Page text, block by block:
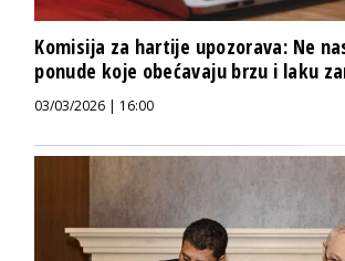
Komisija za hartije upozorava: Ne
ponude koje obećavaju brzu i laku
03/03/2026 | 16:00